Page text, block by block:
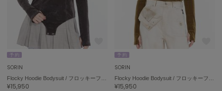
予 約
SORIN
¥15,950
予 約
SORIN
¥15,950